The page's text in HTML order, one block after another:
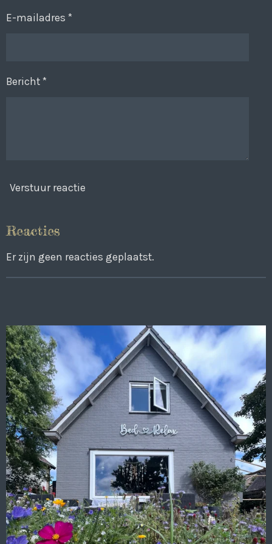
E-mailadres *
Bericht *
Verstuur reactie
Reacties
Er zijn geen reacties geplaatst.